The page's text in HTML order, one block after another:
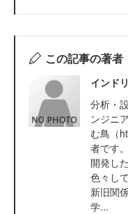
この記事の著者
インド
分析・
ンジニ
む鳥（
者です
開発し
色々し
新旧関
学...